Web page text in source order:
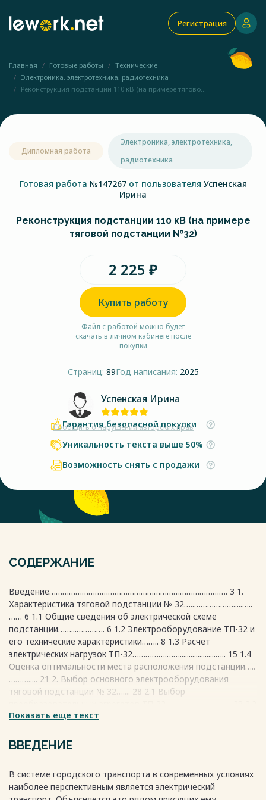
Регистрация
Главная Готовые работы
Технические
Электроника, электротехника, радиотехника
Реконструкция подстанции 110 кВ (на примере тягово...
Дипломная работа
Электроника, электротехника,
радиотехника
Готовая работа №147267 от пользователя Успенская
Ирина
Реконструкция подстанции 110 кВ (на примере
тяговой подстанции №32)
2 225 ₽
Купить работу
Файл с работой можно будет
скачать в личном кабинете после
покупки
Страниц: 89Год написания: 2025
Успенская Ирина
Сообщить о нарушении авторских прав
Гарантия безопасной покупки
Уникальность текста выше 50%
Возможность снять с продажи
СОДЕРЖАНИЕ
Введение………………………………………………………………………. 3 1.
Характеристика тяговой подстанции № 32…..……………….....…..
…… 6 1.1 Общие сведения об электрической схеме
подстанции……...…………. 6 1.2 Электрооборудование ТП-32 и
его технические характеристики…….. 8 1.3 Расчет
электрических нагрузок ТП-32…………….……....................….. 15 1.4
Оценка оптимальности места расположения подстанции…..
………..... 21 2. Выбор основного электрооборудования
тяговой подстанции № 32….... 28 2.1 Выбор
Выбор контактных проводов и кабелей для тяговой
замыкания…………………………….….......… 41 3. Анализ работы
электрооборудования тяговой подстанции № 32………. 52
……………………....… 52 3.2 Расчет заземляющего
устройства………..….………………………...…. 56 3.3 Молниезащита
Показать еще текст
ВВЕДЕНИЕ
В системе городского транспорта в современных условиях
наиболее перспективным является электрический